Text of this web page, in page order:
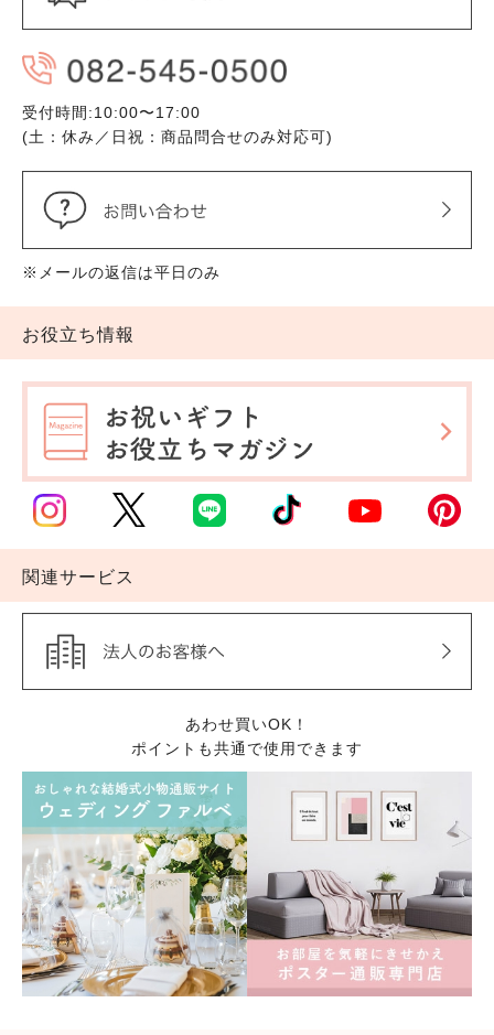
受付時間:10:00〜17:00
(土：休み／日祝：商品問合せのみ対応可)
※メールの返信は平日のみ
お役立ち情報
関連サービス
あわせ買いOK！
ポイントも共通で使用できます